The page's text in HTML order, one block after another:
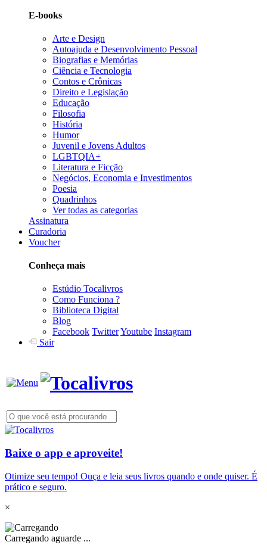
E-books
Arte e Design
Autoajuda e Desenvolvimento Pessoal
Biografias e Memórias
Ciência e Tecnologia
Contos e Crônicas
Direito e Legislação
Educação
Filosofia
História
Humor
Juvenil e Jovens Adultos
LGBTQIA+
Literatura e Ficção
Negócios, Economia e Investimentos
Poesia
Quadrinhos
Ver todas as categorias
Assinatura
Curadoria
Voucher
Conheça mais
Estúdio Tocalivros
Como Funciona ?
Biblioteca Digital
Blog
Facebook TwitterYoutube Instagram
Sair
Baixe o app e aproveite!
Otimize seu tempo! Ouça e leia seus livros quando e onde quiser. É
prático e seguro.
×
Carregando aguarde ...